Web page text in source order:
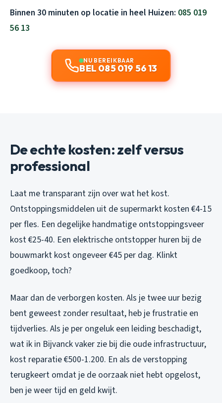
Binnen 30 minuten op locatie in heel Huizen: 085 019
56 13
NU BEREIKBAAR
BEL 085 019 56 13
De echte kosten: zelf versus
professional
Laat me transparant zijn over wat het kost.
Ontstoppingsmiddelen uit de supermarkt kosten €4-15
per fles. Een degelijke handmatige ontstoppingsveer
kost €25-40. Een elektrische ontstopper huren bij de
bouwmarkt kost ongeveer €45 per dag. Klinkt
goedkoop, toch?
Maar dan de verborgen kosten. Als je twee uur bezig
bent geweest zonder resultaat, heb je frustratie en
tijdverlies. Als je per ongeluk een leiding beschadigt,
wat ik in Bijvanck vaker zie bij die oude infrastructuur,
kost reparatie €500-1.200. En als de verstopping
terugkeert omdat je de oorzaak niet hebt opgelost,
ben je weer tijd en geld kwijt.